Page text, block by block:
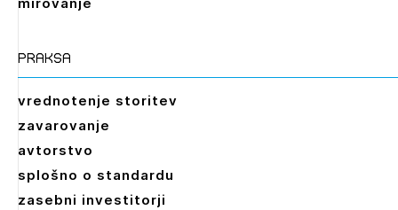
praksa
vrednotenje storitev
zavarovanje
avtorstvo
splošno o standardu
zasebni investitorji